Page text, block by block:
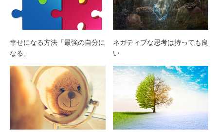
幸せになる方法「最強の自分に
なる」
ネガティブな思考は持っても良
い